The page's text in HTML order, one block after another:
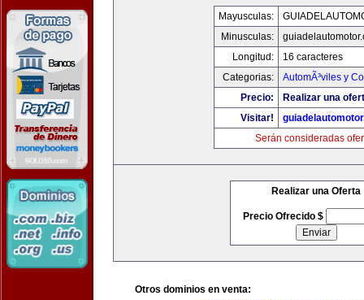
Mayusculas:
Minusculas:
Longitud:
16 caracteres
Categorias:
AutomÃ³viles y
Precio:
Realizar una
Visitar!
Serán consideradas
Realizar una Oferta
Precio Ofrecido $
Otros dominios en venta: